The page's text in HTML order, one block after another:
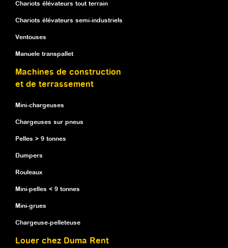
Chariots élévateurs tout terrain
Chariots élévateurs semi-industriels
Ventouses
Manuele transpallet
Machines de construction
et de terrassement
Mini-chargeuses
Chargeuses sur pneus
Pelles > 9 tonnes
Dumpers
Rouleaux
Mini-pelles < 9 tonnes
Mini-grues
Chargeuse-pelleteuse
Louer chez Duma Rent